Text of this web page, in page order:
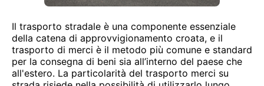
Il trasporto stradale è una componente essenziale
della catena di approvvigionamento croata, e il
trasporto di merci è il metodo più comune e standard
per la consegna di beni sia all’interno del paese che
all'estero. La particolarità del trasporto merci su